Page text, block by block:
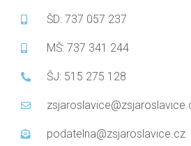
ŠD: 737 057 237
MŠ: 737 341 244
ŠJ: 515 275 128
podatelna@zsjaroslavice.cz